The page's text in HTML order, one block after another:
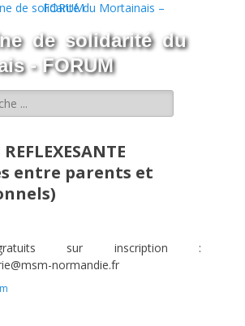
de solidarité du
- FORUM
:
entre parents et
sur inscription :
normandie.fr